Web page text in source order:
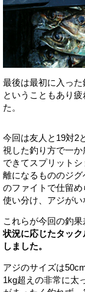
最後は最初に入っ
ということもあり
た。
今回は友人と19対2
視した釣り方で一
できてスプリット
離になるもののジ
のファイトで仕留
使い分け、アジがい
これらが今回の釣果
状況に応じたタッ
しました。
アジのサイズは
1kg超えの非常に太